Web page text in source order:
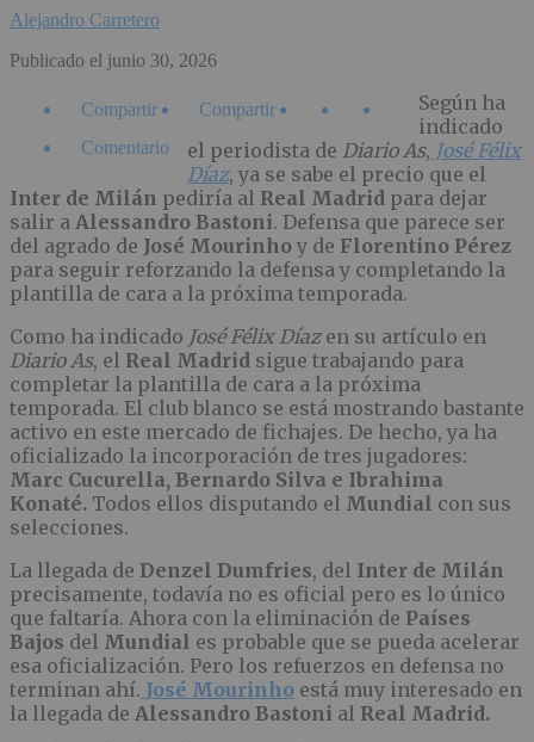
Alejandro Carretero
Publicado el junio 30, 2026
Compartir
Compartir
Comentario
Según ha
indicado
el periodista de Diario As, José Félix
Díaz, ya se sabe el precio que el
Inter de Milán pediría al Real Madrid para dejar
salir a Alessandro Bastoni. Defensa que parece ser
del agrado de José Mourinho y de Florentino Pérez
para seguir reforzando la defensa y completando la
plantilla de cara a la próxima temporada.
Como ha indicado José Félix Díazen su artículo en
Diario As, el Real Madrid sigue trabajando para
completar la plantilla de cara a la próxima
temporada. El club blanco se está mostrando bastante
activo en este mercado de fichajes. De hecho, ya ha
oficializado la incorporación de tres jugadores:
Marc Cucurella, Bernardo Silva e Ibrahima
Konaté. Todos ellos disputando el Mundial con sus
selecciones.
La llegada de Denzel Dumfries, del Inter de Milán
precisamente, todavía no es oficial pero es lo único
que faltaría. Ahora con la eliminación de Países
Bajos del Mundial es probable que se pueda acelerar
esa oficialización. Pero los refuerzos en defensa no
terminan ahí. José Mourinho está muy interesado en
la llegada de Alessandro Bastoni al Real Madrid.